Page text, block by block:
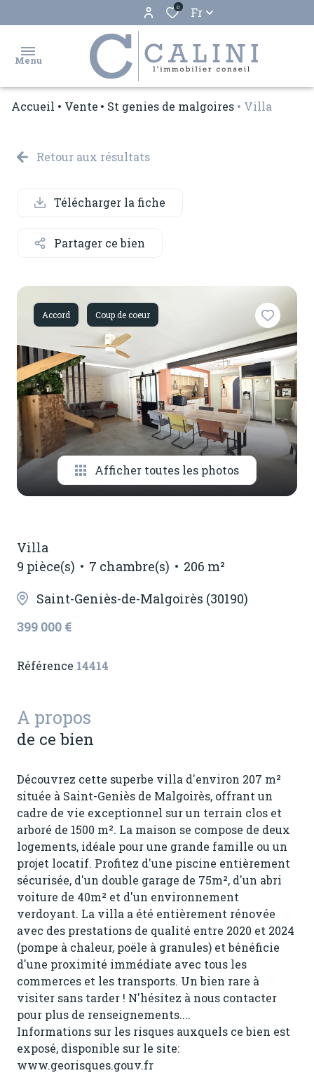
0 Fr
Menu
ventes
vendus
gestion
agence
contactez-
nous
Accueil Vente St genies de malgoires Villa
Retour aux résultats
Télécharger la fiche
Partager ce bien
Accord Coup de coeur
Afficher toutes les photos
Villa
9 pièce(s)
7 chambre(s)
206 m²
Saint-Geniès-de-Malgoirès (30190)
399 000 €
Référence 14414
A propos
de ce bien
Découvrez cette superbe villa d'environ 207 m²
située à Saint-Geniès de Malgoirès, offrant un
cadre de vie exceptionnel sur un terrain clos et
arboré de 1500 m². La maison se compose de deux
logements, idéale pour une grande famille ou un
projet locatif. Profitez d'une piscine entièrement
sécurisée, d'un double garage de 75m², d'un abri
voiture de 40m² et d'un environnement
verdoyant. La villa a été entièrement rénovée
avec des prestations de qualité entre 2020 et 2024
(pompe à chaleur, poële à granules) et bénéficie
d'une proximité immédiate avec tous les
commerces et les transports. Un bien rare à
visiter sans tarder ! N'hésitez à nous contacter
pour plus de renseignements....
Informations sur les risques auxquels ce bien est
exposé, disponible sur le site:
www.georisques.gouv.fr